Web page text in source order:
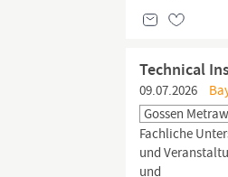
Technical
09.07.2026
Gossen
Fachliche
und
und